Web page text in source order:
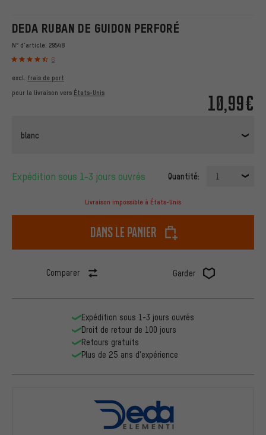
DEDA RUBAN DE GUIDON PERFORÉ
N° d'article: 29548
6
10,99€
excl. frais de port
pour la livraison vers États-Unis
blanc
Expédition sous 1-3 jours ouvrés Quantité: 1
Livraison impossible à États-Unis
dans le panier
Comparer Garder
Expédition sous 1-3 jours ouvrés
Droit de retour de 100 jours
Retours gratuits
Plus de 25 ans d'expérience